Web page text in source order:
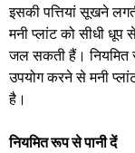
इसकी पत्तियां सूखने
मनी प्लांट को सीधी धूप
जल सकती हैं। नियमित
उपयोग करने से मनी
है।
नियमित रूप से पानी दें